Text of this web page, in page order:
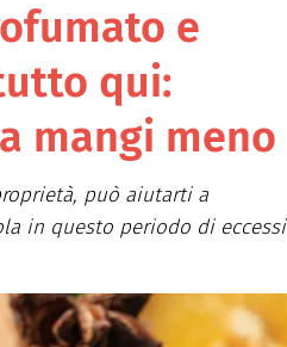
e
qui:
mangi meno
può aiutarti a
in questo periodo di eccessi